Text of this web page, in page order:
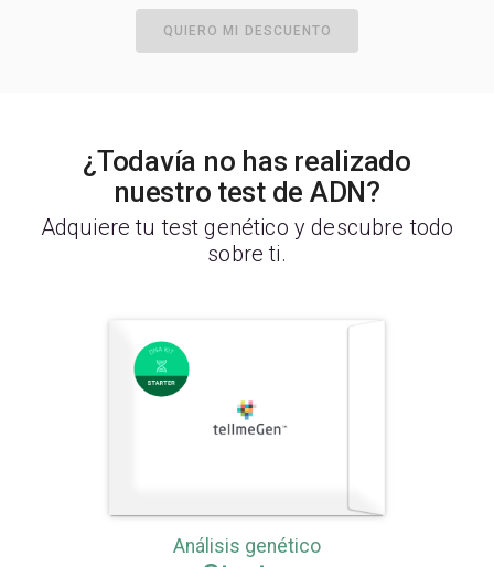
QUIERO MI DESCUENTO
¿Todavía no has realizado
nuestro test de ADN?
Adquiere tu test genético y descubre todo
sobre ti.
Análisis genético